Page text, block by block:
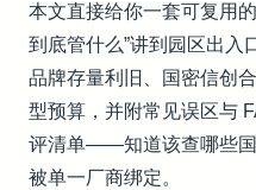
本文直接给你一套可复用
到底管什么”讲到园区出入
品牌存量利旧、国密信创
型预算，并附常见误区与
评清单——知道该查哪些
被单一厂商绑定。